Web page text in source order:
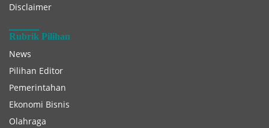
Disclaimer
Rubrik Pilihan
News
Pilihan Editor
Pemerintahan
Ekonomi Bisnis
Olahraga